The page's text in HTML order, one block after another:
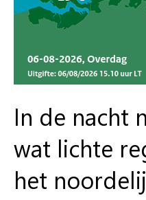
In de nacht
wat lichte
het